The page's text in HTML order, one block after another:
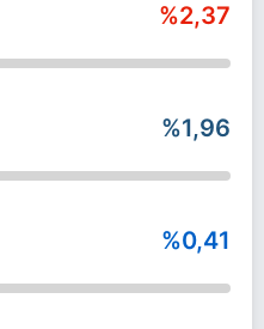
%2,37
%1,96
%0,41